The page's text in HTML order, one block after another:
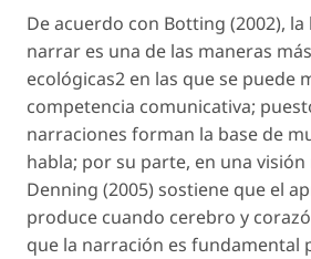
De acuerdo con Botting (2002),
narrar es una de las maneras
ecológicas2 en las que se puede
competencia comunicativa;
narraciones forman la base de
habla; por su parte, en una
Denning (2005) sostiene que el
produce cuando cerebro y
que la narración es fundamental